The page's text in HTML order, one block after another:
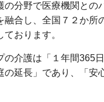
の分野で医療機関と
融合し、全国７２か所
おります。
介護は「１年間365
の延長」であり、「